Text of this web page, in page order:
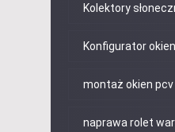
Kolektory
Konfigurator okien
montaż okien pcv
naprawa rolet